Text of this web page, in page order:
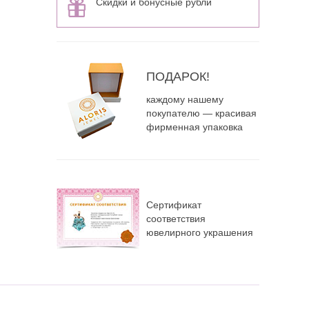
ПОДАРОК!
каждому нашему
покупателю — красивая
фирменная упаковка
Сертификат
соответствия
ювелирного украшения